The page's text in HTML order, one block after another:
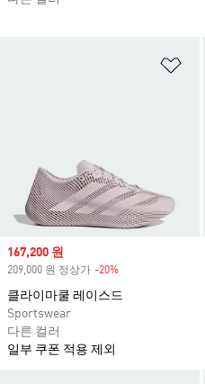
Sale price
167,200 원
209,000 원 정상가 -20%
클라이마쿨 레이스드
Sportswear
다른 컬러
일부 쿠폰 적용 제외